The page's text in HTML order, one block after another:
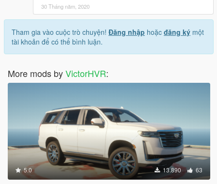
30 Tháng năm, 2020
Tham gia vào cuộc trò chuyện! Đăng nhập hoặc đăng ký một
tài khoản để có thể bình luận.
More mods byVictorHVR:
5.0 13.890 63